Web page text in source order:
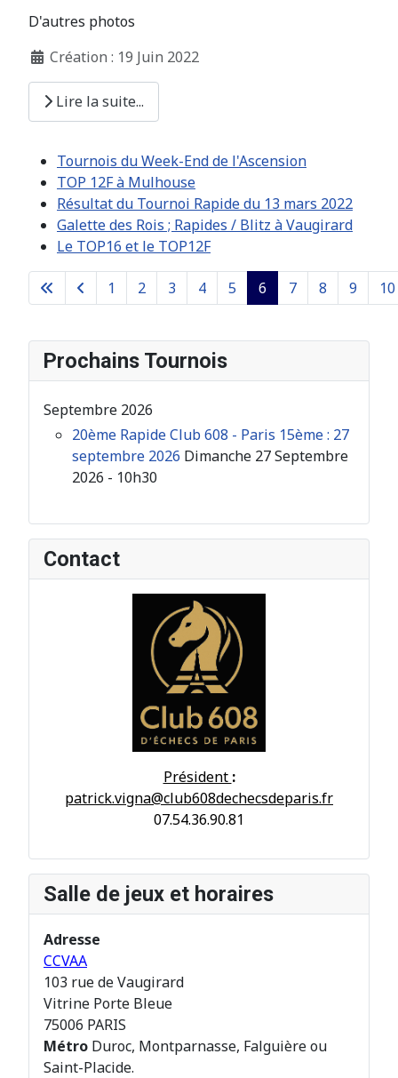
Prochains Tournois
Septembre 2026
20ème Rapide Club 608 - Paris 15ème : 27
septembre 2026 Dimanche 27 Septembre
2026 - 10h30
Contact
Président :
patrick.vigna@club608dechecsdeparis.fr
07.54.36.90.81
Salle de jeux et horaires
Adresse
CCVAA
103 rue de Vaugirard
Vitrine Porte Bleue
75006 PARIS
Métro Duroc, Montparnasse, Falguière ou
Saint-Placide.
D'autres photos
Création : 19 Juin 2022
Lire la suite...
Tournois du Week-End de l'Ascension
TOP 12F à Mulhouse
Résultat du Tournoi Rapide du 13 mars 2022
Galette des Rois ; Rapides / Blitz à Vaugirard
Le TOP16 et le TOP12F
Page 6 sur 26
1 2 3 4 5 6 7 8 9 10